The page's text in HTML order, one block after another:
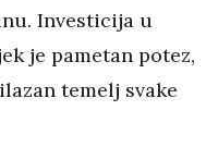
Investicija u
je pametan potez,
temelj svake